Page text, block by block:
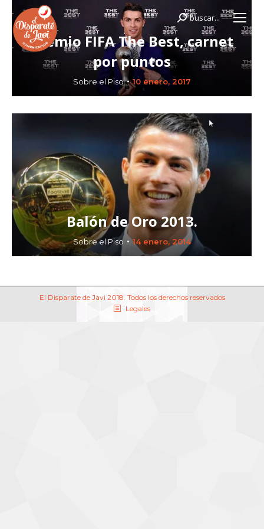
Buscar:
buscar...
Premio FIFA The Best, carnet
por puntos
Sobre el Piso 10 enero, 2017
Balón de Oro 2013.
Sobre el Piso 14 enero, 2014
El Disparate de Javi 2018. Todos los derechos reservados
Legales